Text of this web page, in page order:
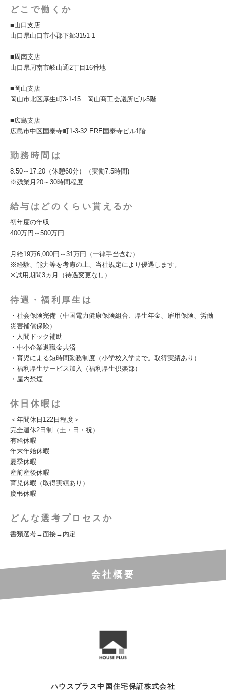
どこで働くか
■山口支店
山口県山口市小郡下郷3151-1
■周南支店
山口県周南市岐山通2丁目16番地
■岡山支店
岡山市北区厚生町3-1-15 岡山商工会議所ビル5階
■広島支店
広島市中区国泰寺町1-3-32 ERE国泰寺ビル1階
勤務時間は
8:50～17:20（休憩60分）（実働7.5時間)
※残業月20～30時間程度
給与はどのくらい貰えるか
初年度の年収
400万円～500万円
月給19万6,000円～31万円（一律手当含む）
※経験、能力等を考慮の上、当社規定により優遇します。
※試用期間3ヵ月（待遇変更なし）
待遇・福利厚生は
・社会保険完備（中国電力健康保険組合、厚生年金、雇用保険、労働
災害補償保険）
・人間ドック補助
・中小企業退職金共済
・育児による短時間勤務制度（小学校入学まで。取得実績あり）
・福利厚生サービス加入（福利厚生倶楽部）
・屋内禁煙
休日休暇は
＜年間休日122日程度＞
完全週休2日制（土・日・祝）
有給休暇
年末年始休暇
夏季休暇
産前産後休暇
育児休暇（取得実績あり）
慶弔休暇
どんな選考プロセスか
書類選考→面接→内定
会社概要
ハウスプラス中国住宅保証株式会社